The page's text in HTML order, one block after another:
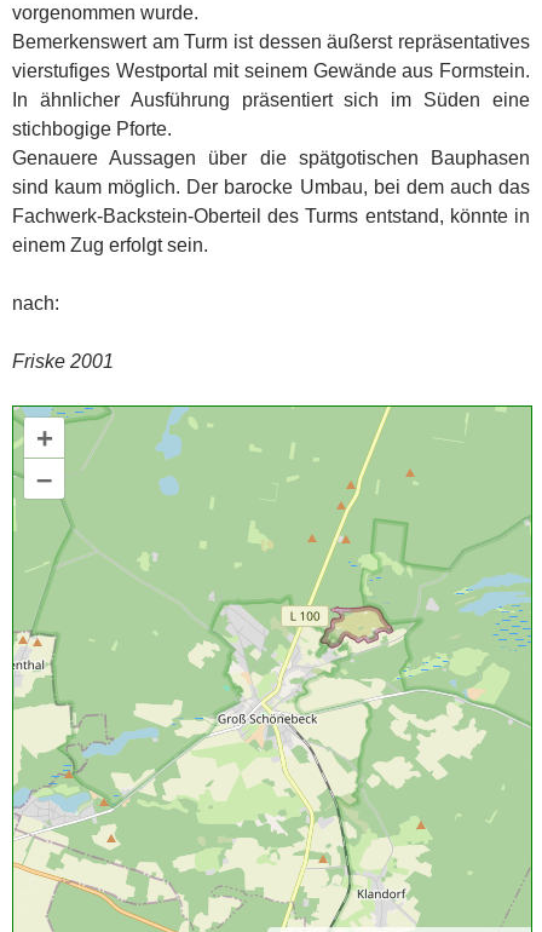
vorgenommen wurde.
Bemerkenswert am Turm ist dessen äußerst repräsentatives
vierstufiges Westportal mit seinem Gewände aus Formstein.
In ähnlicher Ausführung präsentiert sich im Süden eine
stichbogige Pforte.
Genauere Aussagen über die spätgotischen Bauphasen
sind kaum möglich. Der barocke Umbau, bei dem auch das
Fachwerk-Backstein-Oberteil des Turms entstand, könnte in
einem Zug erfolgt sein.
nach:
Friske 2001
+
–